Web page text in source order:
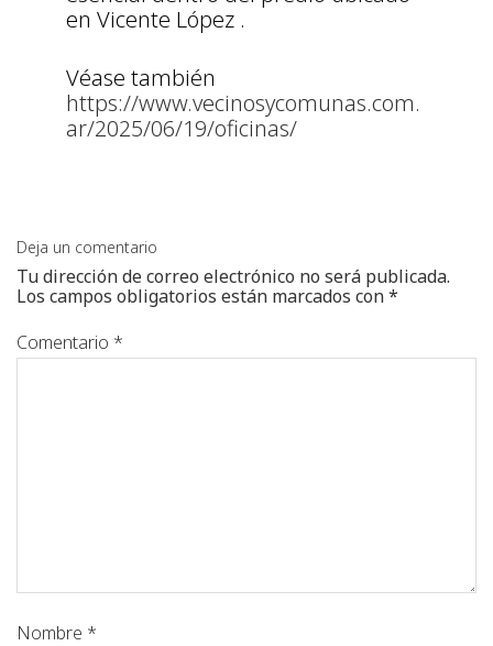
en Vicente López .
Véase también
https://www.vecinosycomunas.com.
ar/2025/06/19/oficinas/
Deja un comentario
Tu dirección de correo electrónico no será publicada.
Los campos obligatorios están marcados con*
Comentario *
Nombre *